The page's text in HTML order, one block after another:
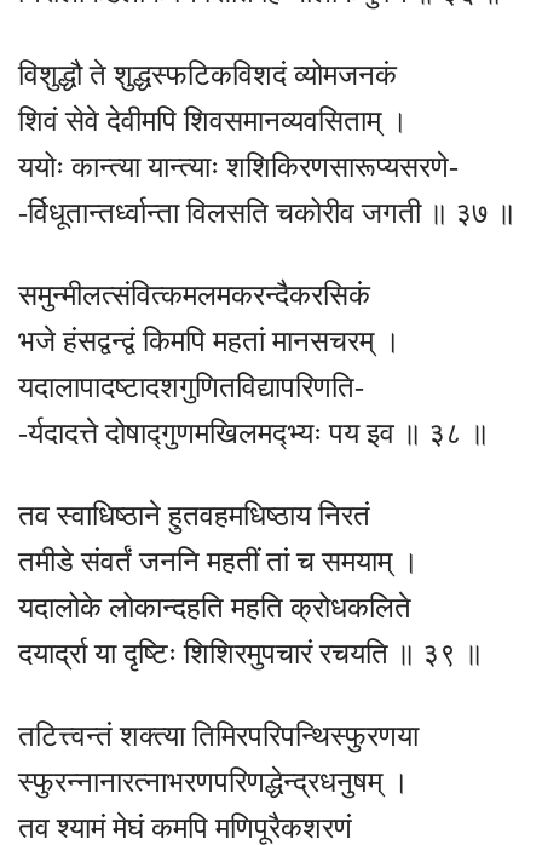
विशुद्धौ ते शुद्धस्फटिकविशदं व्योमजनकं
शिवं सेवे देवीमपि शिवसमानव्यवसिताम् ।
ययोः कान्त्या यान्त्याः शशिकिरणसारूप्यसरणे-
-र्विधूतान्तर्ध्वान्ता विलसति चकोरीव जगती ॥ ३७ ॥
समुन्मीलत्संवित्कमलमकरन्दैकरसिकं
भजे हंसद्वन्द्वं किमपि महतां मानसचरम् ।
यदालापादष्टादशगुणितविद्यापरिणति-
-र्यदादत्ते दोषाद्गुणमखिलमद्भ्यः पय इव ॥ ३८ ॥
तव स्वाधिष्ठाने हुतवहमधिष्ठाय निरतं
तमीडे संवर्तं जननि महतीं तां च समयाम् ।
यदालोके लोकान्दहति महति क्रोधकलिते
दयार्द्रा या दृष्टिः शिशिरमुपचारं रचयति ॥ ३९ ॥
तटित्त्वन्तं शक्त्या तिमिरपरिपन्थिस्फुरणया
स्फुरन्नानारत्नाभरणपरिणद्धेन्द्रधनुषम् ।
तव श्यामं मेघं कमपि मणिपूरैकशरणं